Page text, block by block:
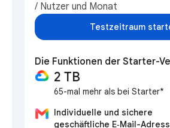
/ Nutzer und Monat
Testzeitraum
Die Funktionen der Starter-
2 TB
65-mal mehr als bei Starter*
Individuelle und sichere
geschäftliche E‑Mail-